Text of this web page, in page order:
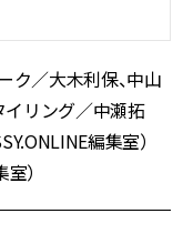
ク／大木利保、中山
イリング／中瀬拓
編集室）
）